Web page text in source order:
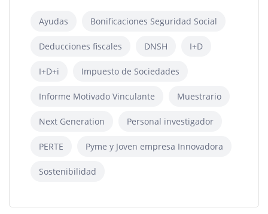
Ayudas Bonificaciones Seguridad Social
Deducciones fiscales DNSH I+D
I+D+i Impuesto de Sociedades
Informe Motivado Vinculante Muestrario
Next Generation Personal investigador
PERTE Pyme y Joven empresa Innovadora
Sostenibilidad